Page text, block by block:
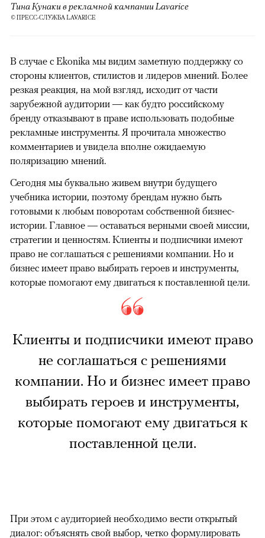
Тина Кунаки в рекламной кампании Lavarice
© ПРЕСС-СЛУЖБА LAVARICE
В случае с Ekonika мы видим заметную поддержку со
стороны клиентов, стилистов и лидеров мнений. Более
резкая реакция, на мой взгляд, исходит от части
зарубежной аудитории — как будто российскому
бренду отказывают в праве использовать подобные
рекламные инструменты. Я прочитала множество
комментариев и увидела вполне ожидаемую
поляризацию мнений.
Сегодня мы буквально живем внутри будущего
учебника истории, поэтому брендам нужно быть
готовыми к любым поворотам собственной бизнес-
истории. Главное — оставаться верными своей миссии,
стратегии и ценностям. Клиенты и подписчики имеют
право не соглашаться с решениями компании. Но и
бизнес имеет право выбирать героев и инструменты,
которые помогают ему двигаться к поставленной цели.
Клиенты и подписчики имеют право
не соглашаться с решениями
компании. Но и бизнес имеет право
выбирать героев и инструменты,
которые помогают ему двигаться к
поставленной цели.
При этом с аудиторией необходимо вести открытый
диалог: объяснять свой выбор, четко формулировать